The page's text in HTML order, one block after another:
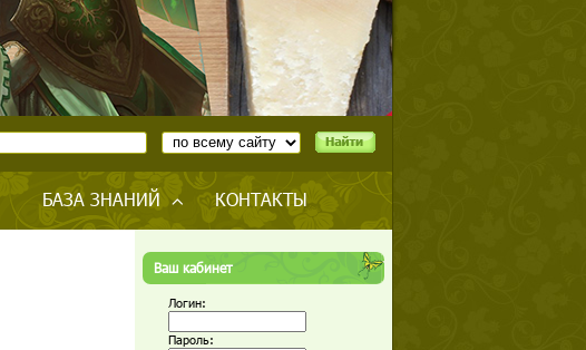
БАЗА ЗНАНИЙ КОНТАКТЫ
Ваш кабинет
Логин:
Пароль: